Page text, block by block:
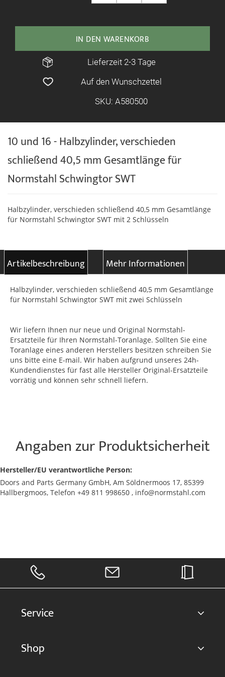
10 und 16 - Halbzylinder, verschieden
schließend 40,5 mm Gesamtlänge für
Normstahl Schwingtor SWT
IN DEN WARENKORB
Lieferzeit 2-3 Tage
Auf den Wunschzettel
SKU: A580500
Halbzylinder, verschieden schließend 40,5 mm Gesamtlänge
für Normstahl Schwingtor SWT mit 2 Schlüsseln
Artikelbeschreibung Mehr Informationen
Halbzylinder, verschieden schließend 40,5 mm Gesamtlänge
für Normstahl Schwingtor SWT mit zwei Schlüsseln
Wir liefern Ihnen nur neue und Original Normstahl-
Ersatzteile für Ihren Normstahl-Toranlage. Sollten Sie eine
Toranlage eines anderen Herstellers besitzen schreiben Sie
uns bitte eine E-mail. Wir haben aufgrund unseres 24h-
Kundendienstes für fast alle Hersteller Original-Ersatzteile
vorrätig und können sehr schnell liefern.
Angaben zur Produktsicherheit
Hersteller/EU verantwortliche Person:
Doors and Parts Germany GmbH, Am Söldnermoos 17, 85399
Hallbergmoos, Telefon +49 811 998650 , info@normstahl.com
Service
Shop